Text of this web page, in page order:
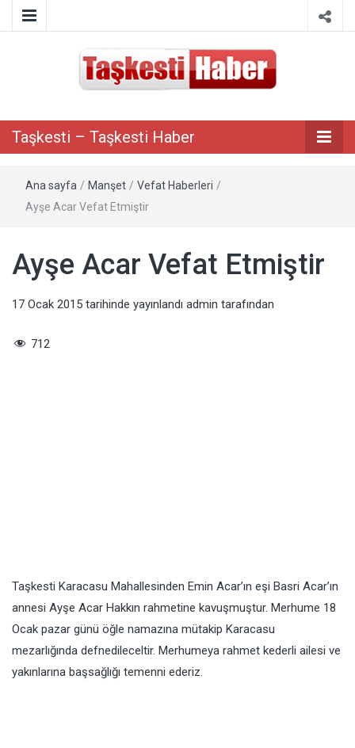
Taşkesti –
Taşkesti
Taşkesti – Taşkesti Haber
Ana sayfa / Manşet / Vefat Haberleri /
Ayşe Acar Vefat Etmiştir
Ayşe Acar Vefat Etmiştir
17 Ocak 2015 tarihinde yayınlandı admin tarafından
712
Taşkesti Karacasu Mahallesinden Emin Acar’ın eşi Basri Acar’ın
annesi Ayşe Acar Hakkın rahmetine kavuşmuştur. Merhume 18
Ocak pazar günü öğle namazına mütakip Karacasu
mezarlığında defnedileceltir. Merhumeya rahmet kederli ailesi ve
yakınlarına başsağlığı temenni ederiz.